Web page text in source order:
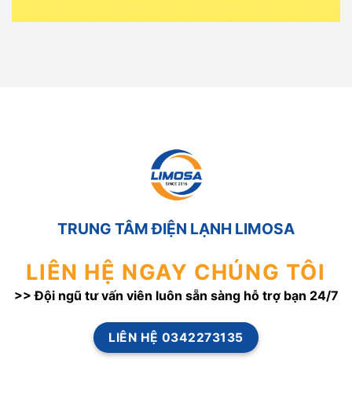
TRUNG TÂM ĐIỆN LẠNH LIMOSA
LIÊN HỆ NGAY CHÚNG TÔI
>> Đội ngũ tư vấn viên luôn sẵn sàng hỗ trợ bạn 24/7
LIÊN HỆ 0342273135